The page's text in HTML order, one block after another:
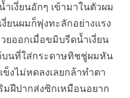
เงี่ยนอักๆ เข้ามาในตัวผม
งี่ยนผมก็พุ่งทะลักอย่างแรง
ออกเมื่อขมิบรีดน้ำเงี่ยน
บนที่ใส่กระดาษทิชชู่ผมหัน
งไม่หดลงเลยกล้าทำตา
มฝีปากส่งซิกเหมือนอยาก